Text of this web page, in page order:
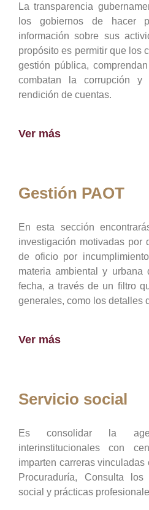
La transparencia
los gobiernos de hacer
información sobre sus
propósito es permitir que los
gestión pública,
combatan la corrupción y
rendición de cuentas.
Ver más
Gestión PAOT
En esta sección
investigación motivadas por
de oficio por
materia ambiental y
fecha, a través de un filtro
generales, como los detalles
Ver más
Servicio social
Es consolidar la
interinstitucionales con
imparten carreras
Procuraduría, Consulta
social y prácticas